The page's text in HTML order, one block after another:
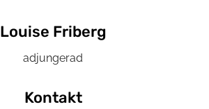
Louise Friberg
adjungerad
Kontakt